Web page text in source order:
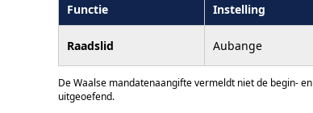
Functie Instelling
Raadslid Aubange
De Waalse mandatenaangifte vermeldt niet de begin-
uitgeoefend.